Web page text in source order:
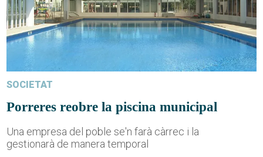
SOCIETAT
Porreres reobre la piscina municipal
Una empresa del poble se'n farà càrrec i la
gestionarà de manera temporal